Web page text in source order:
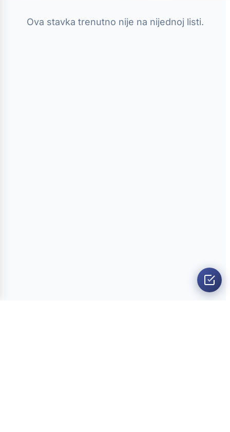
Ova stavka trenutno nije na nijednoj listi.